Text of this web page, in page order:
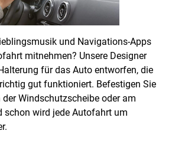
und Navigations-Apps
mitnehmen? Unsere Designer
für das Auto entworfen, die
gut funktioniert. Befestigen Sie
Windschutzscheibe oder am
schon wird jede Autofahrt um